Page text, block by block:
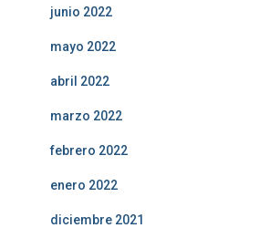
junio 2022
mayo 2022
abril 2022
marzo 2022
febrero 2022
enero 2022
diciembre 2021